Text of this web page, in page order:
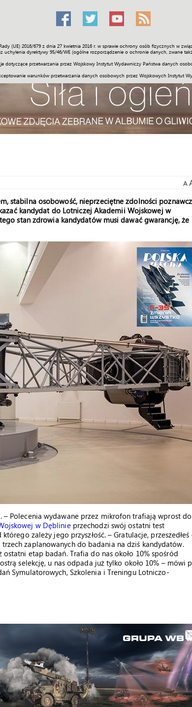
(UE) 2016/679 z dnia 27 kwietnia 2016 r. w sprawie ochrony osób fizycznych w
uchylenia dyrektywy 95/46/WE (ogólne rozporządzenie o ochronie danych, zwane
dotyczące przetwarzania przez Wojskowy Instytut Wydawniczy Państwa danych
warunków przetwarzania danych osobowych przez Wojskowych Instytut
Społeczność Sport Historia Galerie Wideo
A
stabilna osobowość, nieprzeciętne zdolności
kandydat do Lotniczej Akademii Wojskowej w
stan zdrowia kandydatów musi dawać gwarancję, że
Polecenia wydawane przez mikrofon trafiają wprost do
w Dęblinieprzechodzi swój ostatni test
zależy jego przyszłość. – Gratulacje, przeszedłeś
zaplanowanych do badania na dziś kandydatów.
etap badań. Trafia do nas około 10% spośród
selekcję, u nas odpada już tylko około 10% – mówi
Symulatorowych, Szkolenia i Treningu Lotniczo-